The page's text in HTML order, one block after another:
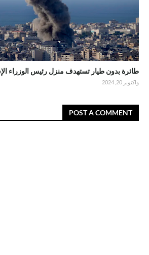
طائرة بدون طيار تستهدف منزل رئيس الوزراء
واكتوبر 20, 2024
POST A COMMENT